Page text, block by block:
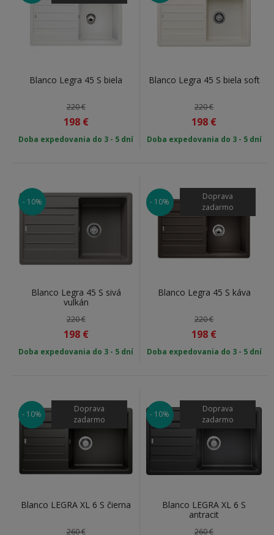
Blanco Legra 45 S biela
220 €
198 €
Doba expedovania do 3 - 5 dní
Blanco Legra 45 S biela soft
220 €
198 €
Doba expedovania do 3 - 5 dní
- 10%
Blanco Legra 45 S sivá
vulkán
220 €
198 €
Doba expedovania do 3 - 5 dní
- 10%
Doprava
zadarmo
Blanco Legra 45 S káva
220 €
198 €
Doba expedovania do 3 - 5 dní
- 10%
Doprava
zadarmo
Blanco LEGRA XL 6 S čierna
260 €
- 10%
Doprava
zadarmo
Blanco LEGRA XL 6 S
antracit
260 €